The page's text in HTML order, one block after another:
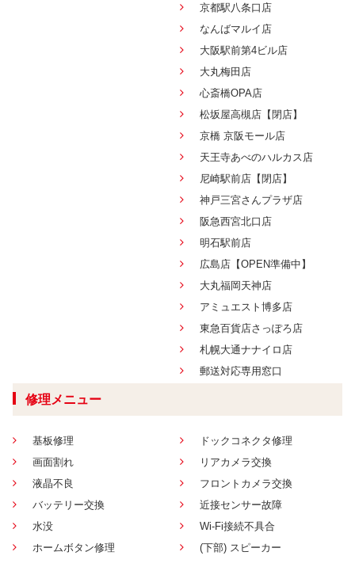
京都駅八条口店
なんばマルイ店
大阪駅前第4ビル店
大丸梅田店
心斎橋OPA店
松坂屋高槻店【閉店】
京橋 京阪モール店
天王寺あべのハルカス店
尼崎駅前店【閉店】
神戸三宮さんプラザ店
阪急西宮北口店
明石駅前店
広島店【OPEN準備中】
大丸福岡天神店
アミュエスト博多店
東急百貨店さっぽろ店
札幌大通ナナイロ店
郵送対応専用窓口
修理メニュー
基板修理
画面割れ
液晶不良
バッテリー交換
水没
ホームボタン修理
ドックコネクタ修理
リアカメラ交換
フロントカメラ交換
近接センサー故障
Wi-Fi接続不具合
(下部) スピーカー